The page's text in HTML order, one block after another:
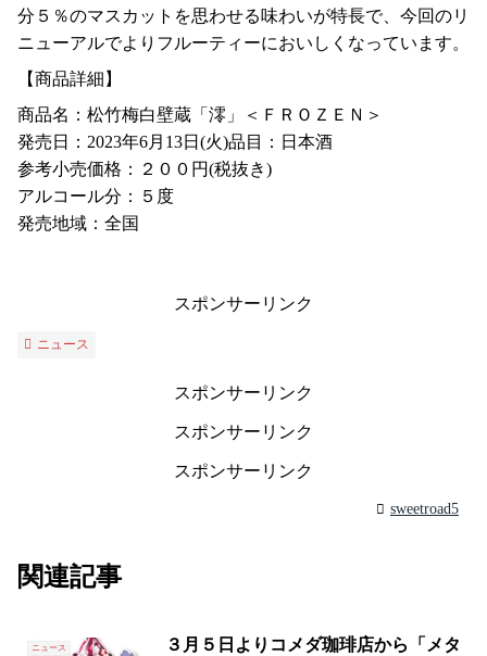
分５％のマスカットを思わせる味わいが特長で、今回のリ
ニューアルでよりフルーティーにおいしくなっています。
【商品詳細】
商品名：松竹梅白壁蔵「澪」＜ＦＲＯＺＥＮ＞
発売日：2023年6月13日(火)品目：日本酒
参考小売価格：２００円(税抜き)
アルコール分：５度
発売地域：全国
スポンサーリンク
ニュース
スポンサーリンク
スポンサーリンク
スポンサーリンク
sweetroad5
関連記事
ニュース
３月５日よりコメダ珈琲店から「メタ